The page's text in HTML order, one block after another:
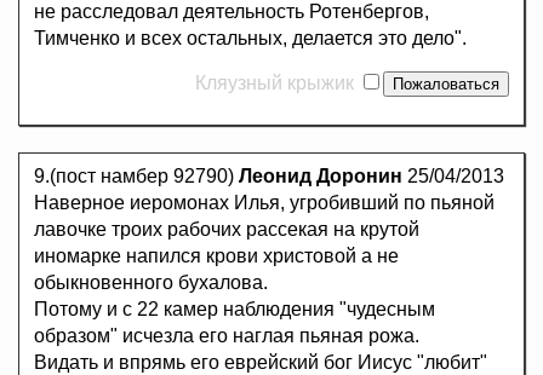
не расследовал деятельность Ротенбергов,
Тимченко и всех остальных, делается это дело".
Кляузный крыжик
9.(пост намбер 92790) Леонид Доронин 25/04/2013
Наверное иеромонах Илья, угробивший по пьяной
лавочке троих рабочих рассекая на крутой
иномарке напился крови христовой а не
обыкновенного бухалова.
Потому и с 22 камер наблюдения "чудесным
образом" исчезла его наглая пьяная рожа.
Видать и впрямь его еврейский бог Иисус "любит"